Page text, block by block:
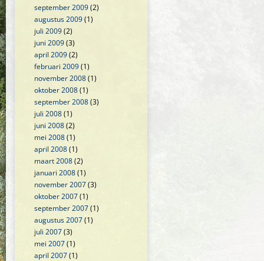
september 2009(2)
augustus 2009(1)
juli 2009(2)
juni 2009(3)
april 2009(2)
februari 2009(1)
november 2008(1)
oktober 2008(1)
september 2008(3)
juli 2008(1)
juni 2008(2)
mei 2008(1)
april 2008(1)
maart 2008(2)
januari 2008(1)
november 2007(3)
oktober 2007(1)
september 2007(1)
augustus 2007(1)
juli 2007(3)
mei 2007(1)
april 2007(1)